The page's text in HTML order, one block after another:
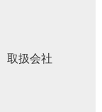
取扱会社